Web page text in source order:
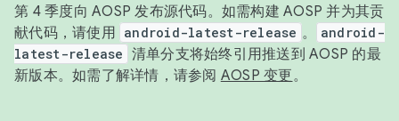
第 4 季度向 AOSP 发布源代码。如需构建 AOSP 并为其贡
献代码，请使用 android-latest-release 。
android-
latest-release 清单分支将始终引用推送到 AOSP 的最
新版本。如需了解详情，请参阅 AOSP 变更。